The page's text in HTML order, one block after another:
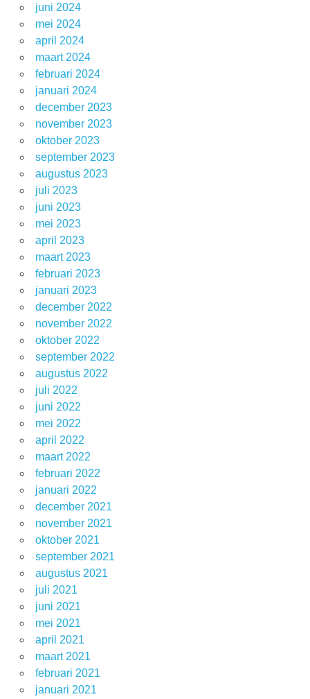
juni 2024
mei 2024
april 2024
maart 2024
februari 2024
januari 2024
december 2023
november 2023
oktober 2023
september 2023
augustus 2023
juli 2023
juni 2023
mei 2023
april 2023
maart 2023
februari 2023
januari 2023
december 2022
november 2022
oktober 2022
september 2022
augustus 2022
juli 2022
juni 2022
mei 2022
april 2022
maart 2022
februari 2022
januari 2022
december 2021
november 2021
oktober 2021
september 2021
augustus 2021
juli 2021
juni 2021
mei 2021
april 2021
maart 2021
februari 2021
januari 2021